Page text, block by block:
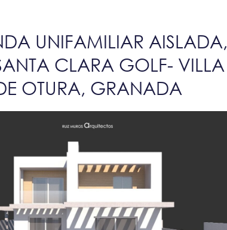
UNIFAMILIAR AISLADA,
CLARA GOLF- VILLA
OTURA, GRANADA